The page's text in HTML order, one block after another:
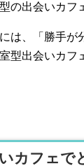
の出会いカ
は、「勝手が
型出会いカフ
カフェで